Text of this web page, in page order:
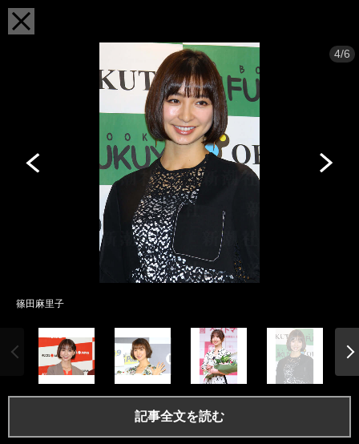
4/6
篠田麻里子
記事全文を読む